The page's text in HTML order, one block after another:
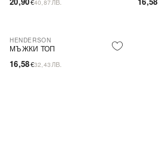
40,87
HENDERSON
МЪЖКИ ТОП
16,58€32,43 ЛВ.